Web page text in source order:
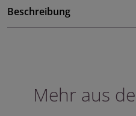
Beschreibung
Mehr aus